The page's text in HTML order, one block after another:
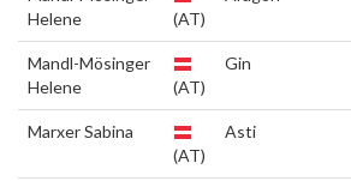
Helene
(AT)
Mandl-Mösinger
Helene
(AT)
Gin
Marxer Sabina
(AT)
Asti